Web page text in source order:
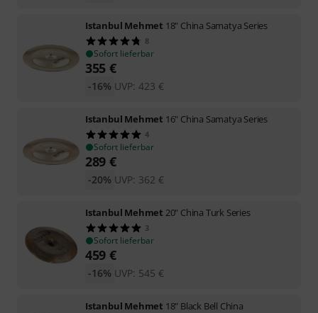
Istanbul Mehmet 18" China Samatya Series
8
Sofort lieferbar
355 €
UVP: 423 €
-16%
Istanbul Mehmet 16" China Samatya Series
4
Sofort lieferbar
289 €
UVP: 362 €
-20%
Istanbul Mehmet 20" China Turk Series
3
Sofort lieferbar
459 €
UVP: 545 €
-16%
Istanbul Mehmet 18" Black Bell China